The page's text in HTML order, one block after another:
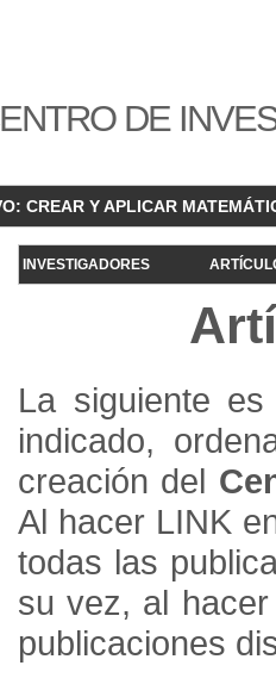
DE
CREAR Y APLICAR
INVESTIGADORES
La siguiente
indicado,
creación del
Al hacer LINK
todas las
su vez, al
publicaciones